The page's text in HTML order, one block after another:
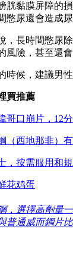
胱黏膜屏障的
憋尿還會造成
，長時間憋尿
風險，甚至還
時候，建議男
買推薦
哥口崩片，12
（西地那非）
，按需服用和
花鸡蛋
，選擇高劑量
普通威而鋼片